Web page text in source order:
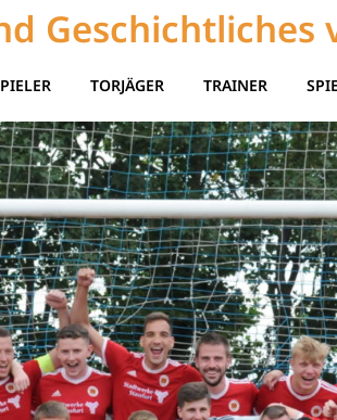
Geschichtliches
TORJÄGER TRAINER